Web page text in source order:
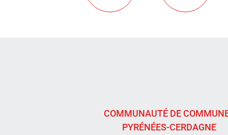
COMMUNAUTÉ DE
PYRÉNÉES-CERDAGNE